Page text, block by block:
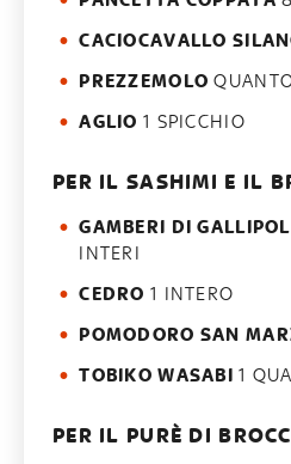
CACIOCAVALLO
PREZZEMOLO
AGLIO 1 SPICCHIO
PER IL SASHIMI E IL
GAMBERI DI
INTERI
CEDRO 1 INTERO
POMODORO SAN
TOBIKO WASABI 1
PER IL PURÈ DI